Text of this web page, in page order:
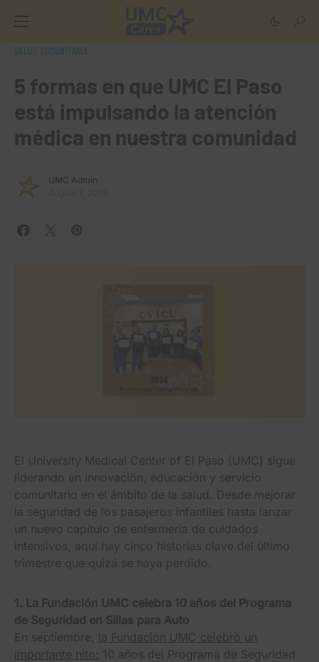
5 formas en que UMC El Paso
está impulsando la atención
médica en nuestra comunidad
UMC Admin
El University Medical Center of El Paso (UMC) sigue
liderando en innovación, educación y servicio
comunitario en el ámbito de la salud. Desde mejorar
la seguridad de los pasajeros infantiles hasta lanzar
un nuevo capítulo de enfermería de cuidados
intensivos, aquí hay cinco historias clave del último
trimestre que quizá se haya perdido.
1. La Fundación UMC celebra 10 años del Programa
de Seguridad en Sillas para Auto
En septiembre,
la Fundación UMC celebró un
importante hito: 10 años del Programa de Seguridad